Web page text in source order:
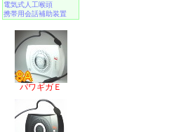
電気式人工喉頭
携帯用会話補助装置
パワギガＥ